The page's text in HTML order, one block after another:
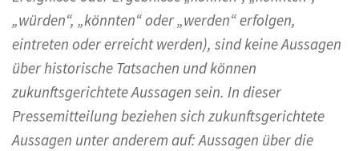
„würden“, „könnten“ oder „werden“ erfolgen,
eintreten oder erreicht werden), sind keine Aussagen
über historische Tatsachen und können
zukunftsgerichtete Aussagen sein. In dieser
Pressemitteilung beziehen sich zukunftsgerichtete
Aussagen unter anderem auf: Aussagen über die